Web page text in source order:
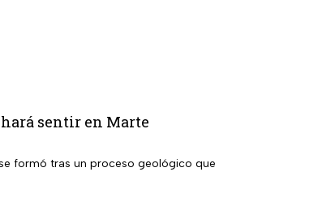
sentir en Marte
formó tras un proceso geológico que